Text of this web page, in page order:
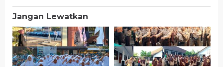
Jangan Lewatkan